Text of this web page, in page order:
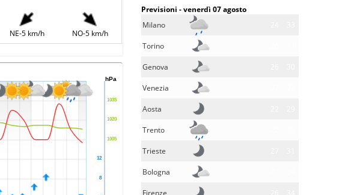
Previsioni - venerdì 07 agosto
Milano
Torino
Genova
Venezia
Aosta
Trento
Trieste
Bologna
Firenze
NE-5 km/h NO-5 km/h
hPa
8
12
1005
1020
1035